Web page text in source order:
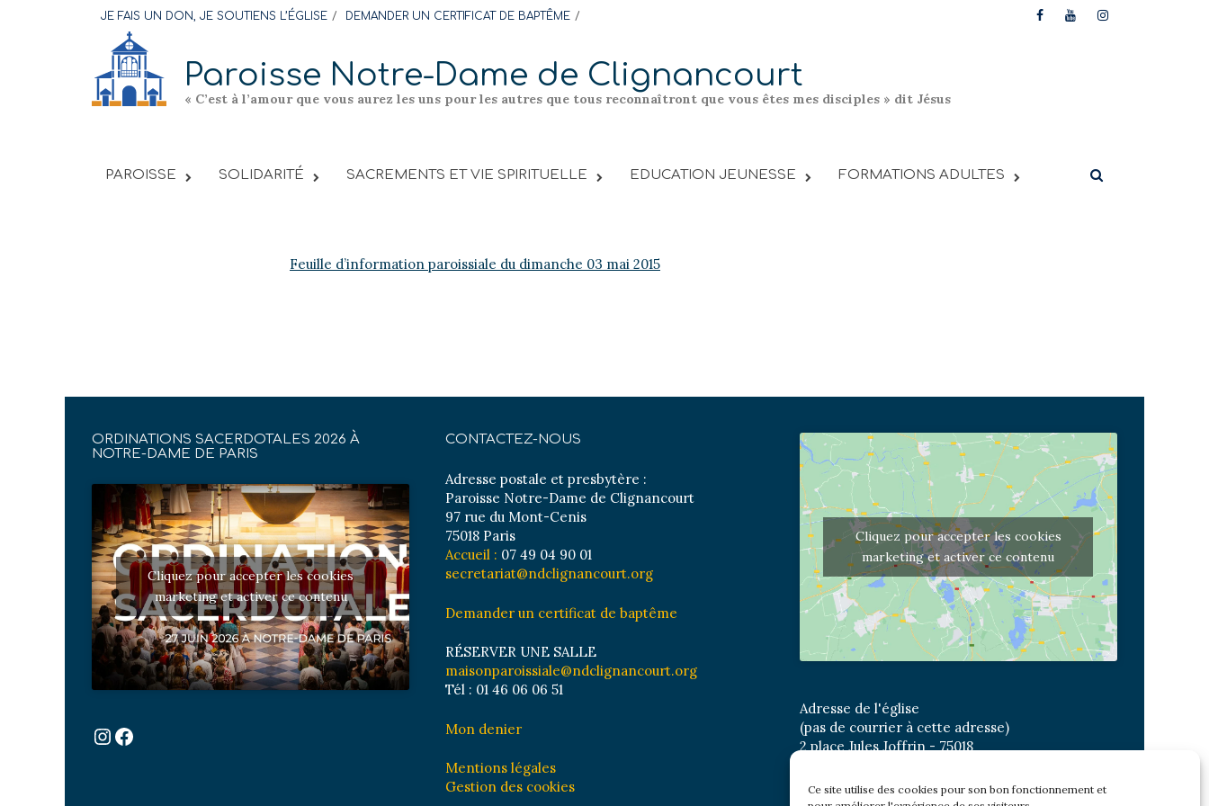
Ce site utilise des cookies pour son bon fonctionnement et
content
JE FAIS UN DON, JE SOUTIENS L’ÉGLISE DEMANDER UN CERTIFICAT DE BAPTÊME
Paroisse Notre-Dame de Clignancourt
« C’est à l’amour que vous aurez les uns pour les autres que tous reconnaîtront que vous êtes mes disciples » dit Jésus
PAROISSE SOLIDARITÉ SACREMENTS ET VIE SPIRITUELLE EDUCATION JEUNESSE FORMATIONS ADULTES
Feuille d’information paroissiale du dimanche 03 mai 2015
ORDINATIONS SACERDOTALES 2026 À
NOTRE-DAME DE PARIS
Cliquez pour accepter les cookies
marketing et activer ce contenu
Instagram
Facebook
CONTACTEZ-NOUS
Adresse postale et presbytère :
Paroisse Notre-Dame de Clignancourt
97 rue du Mont-Cenis
75018 Paris
Accueil : 07 49 04 90 01
secretariat@ndclignancourt.org
Demander un certificat de baptême
RÉSERVER UNE SALLE
maisonparoissiale@ndclignancourt.org
Tél : 01 46 06 06 51
Mon denier
Mentions légales
Gestion des cookies
Cliquez pour accepter les cookies
marketing et activer ce contenu
Adresse de l'église
(pas de courrier à cette adresse)
2 place Jules Joffrin - 75018
Bus : Mairie du XVIII